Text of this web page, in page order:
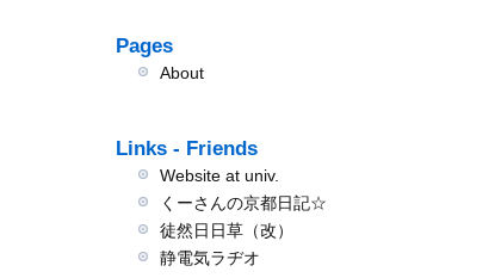
Pages
About
Links - Friends
Website at univ.
くーさんの京都日記☆
徒然日日草（改）
静電気ラヂオ